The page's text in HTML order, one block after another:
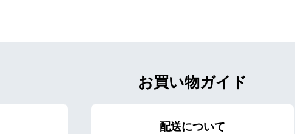
お買い物ガイド
配送について